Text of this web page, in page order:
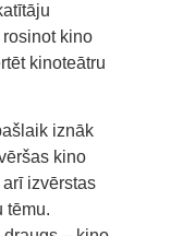
kino
kinoteātru
iznāk
kino
izvērstas
tēmu.